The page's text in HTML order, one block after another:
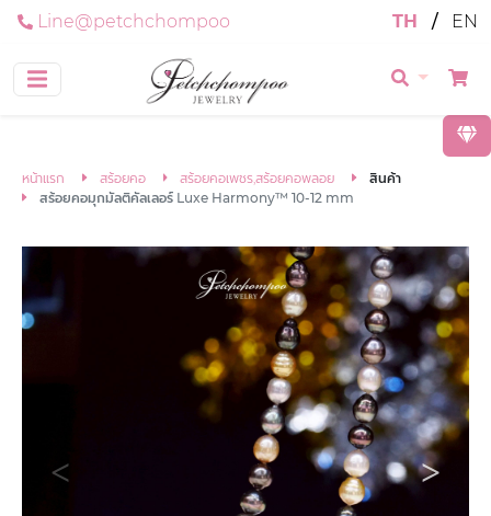
Line@petchchompoo TH / EN
หน้าแรก สร้อยคอ สร้อยคอเพชร,สร้อยคอพลอย
สินค้า
สร้อยคอมุกมัลติคัลเลอร์ Luxe Harmony™ 10-12 mm